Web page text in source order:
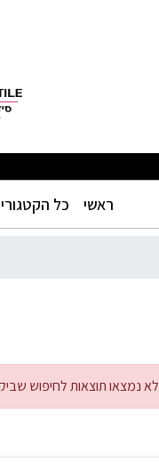
ראשי
(current) כל
לא נמצאו תוצאות לחיפוש